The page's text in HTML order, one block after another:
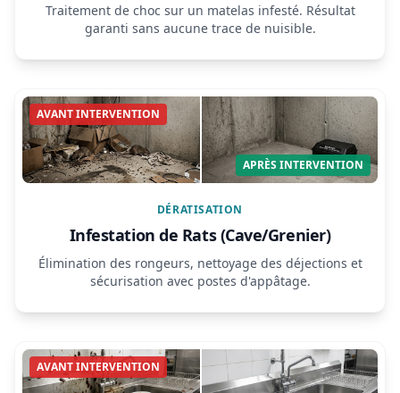
Traitement de choc sur un matelas infesté. Résultat
garanti sans aucune trace de nuisible.
AVANT INTERVENTION
APRÈS INTERVENTION
DÉRATISATION
Infestation de Rats (Cave/Grenier)
Élimination des rongeurs, nettoyage des déjections et
sécurisation avec postes d'appâtage.
AVANT INTERVENTION